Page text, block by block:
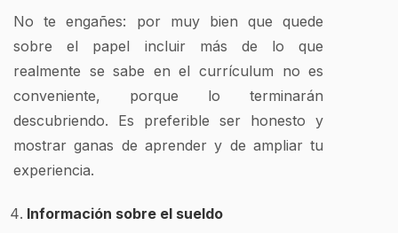
No te engañes: por muy bien que quede
sobre el papel incluir más de lo que
realmente se sabe en el currículum no es
conveniente, porque lo terminarán
descubriendo. Es preferible ser honesto y
mostrar ganas de aprender y de ampliar tu
experiencia.
Información sobre el sueldo